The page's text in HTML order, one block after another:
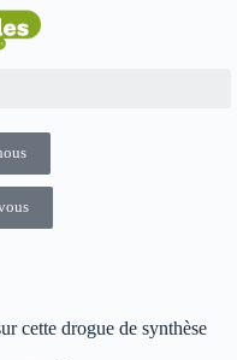
cette drogue de synthèse